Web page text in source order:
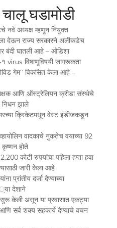
घडामोडी
नवे अध्यक्ष म्हणून नियुक्त
देऊन राज्य सरकारने अलीकडेच
बंदी घातली आहे – ओडिशा
विषाणूविषयी जागरूकता
गेम” विकसित केला आहे –
आणि ऑस्ट्रेलियन क्रीडा संस्थेचे
झाले
क्रिकेटमधून वेस्ट इंडीजकडून
वादकाचे नुकतेच वयाच्या 92
कृष्णन होते
कोटी रुपयांचा पहिला हप्ता हवा
जारी केला आहे
प्रांतीय दर्जा देण्याच्या
.्या देशाने
केली असून या प्रवासात एकट्या
आणि सर्व शक्य सहकार्य देण्याचे वचन